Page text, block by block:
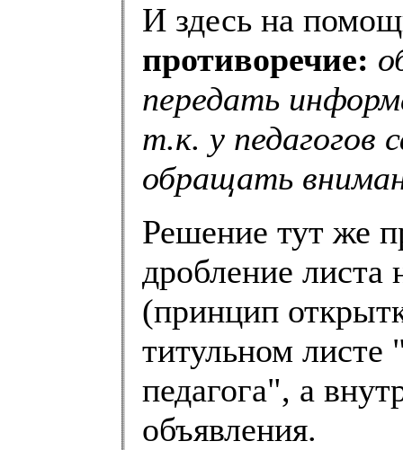
И здесь на
противоречие:
передать
т.к. у педагогов
обращать
Решение тут же
дробление листа
(принцип
титульном листе
педагога", а
объявления.